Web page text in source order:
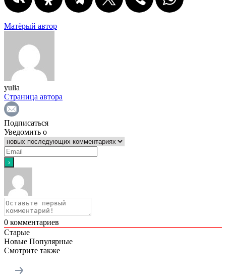
Матёрый автор
yulia
Страница автора
Подписаться
Уведомить о
0 комментариев
Старые
Новые Популярные
Смотрите также